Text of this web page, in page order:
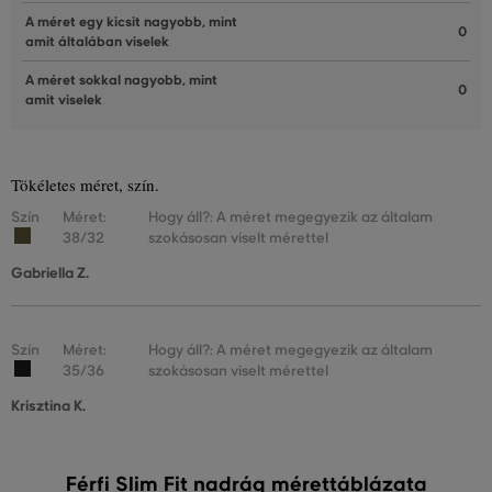
A méret egy kicsit nagyobb, mint
amit általában viselek
0
A méret sokkal nagyobb, mint
amit viselek
0
Tökéletes méret, szín.
Szín
Méret:
38/32
Hogy áll?: A méret megegyezik az általam
szokásosan viselt mérettel
Gabriella Z.
Szín
Méret:
35/36
Hogy áll?: A méret megegyezik az általam
szokásosan viselt mérettel
Krisztina K.
Férfi Slim Fit nadrág mérettáblázata